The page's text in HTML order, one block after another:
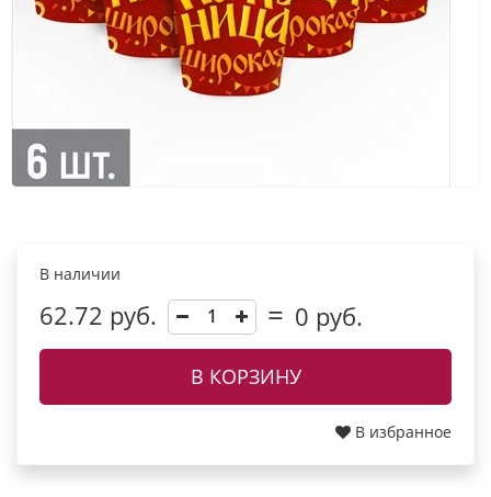
В наличии
62.72 руб. 0 руб.
В КОРЗИНУ
В избранное